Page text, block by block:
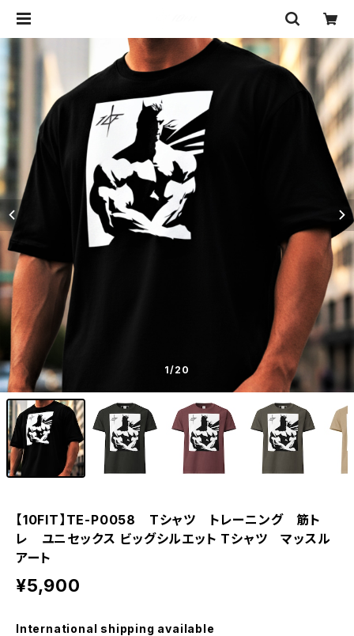
1/20
【10FIT】TE-P0058 Tシャツ トレーニング 筋ト
レ ユニセックス ビッグシルエット Tシャツ マッスル
アート
¥5,900
International shipping available